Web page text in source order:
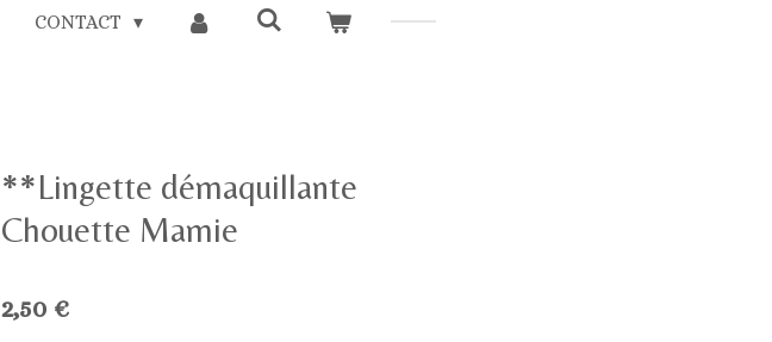
CONTACT
**Lingette démaquillante
Chouette Mamie
2,50 €